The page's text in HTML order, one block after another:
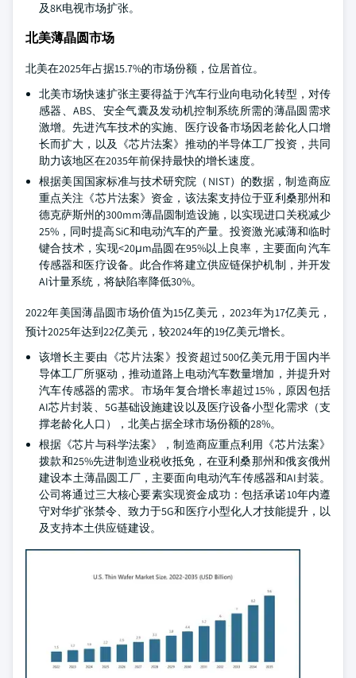
及8K电视市场扩张。
北美薄晶圆市场
北美在2025年占据15.7%的市场份额，位居首位。
北美市场快速扩张主要得益于汽车行业向电动化转型，对传
感器、ABS、安全气囊及发动机控制系统所需的薄晶圆需求
激增。先进汽车技术的实施、医疗设备市场因老龄化人口增
长而扩大，以及《芯片法案》推动的半导体工厂投资，共同
助力该地区在2035年前保持最快的增长速度。
根据美国国家标准与技术研究院（NIST）的数据，制造商应
重点关注《芯片法案》资金，该法案支持位于亚利桑那州和
德克萨斯州的300mm薄晶圆制造设施，以实现进口关税减少
25%，同时提高SiC和电动汽车的产量。投资激光减薄和临时
键合技术，实现<20μm晶圆在95%以上良率，主要面向汽车
传感器和医疗设备。此合作将建立供应链保护机制，并开发
AI计量系统，将缺陷率降低30%。
2022年美国薄晶圆市场价值为15亿美元，2023年为17亿美元，
预计2025年达到22亿美元，较2024年的19亿美元增长。
该增长主要由《芯片法案》投资超过500亿美元用于国内半
导体工厂所驱动，推动道路上电动汽车数量增加，并提升对
汽车传感器的需求。市场年复合增长率超过15%，原因包括
AI芯片封装、5G基础设施建设以及医疗设备小型化需求（支
撑老龄化人口），北美占据全球市场份额的28%。
根据《芯片与科学法案》，制造商应重点利用《芯片法案》
拨款和25%先进制造业税收抵免，在亚利桑那州和俄亥俄州
建设本土薄晶圆工厂，主要面向电动汽车传感器和AI封装。
公司将通过三大核心要素实现资金成功：包括承诺10年内遵
守对华扩张禁令、致力于5G和医疗小型化人才技能提升，以
及支持本土供应链建设。